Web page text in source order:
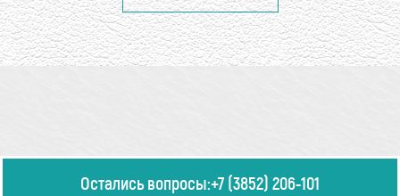
Остались вопросы:+7 (3852) 206-101